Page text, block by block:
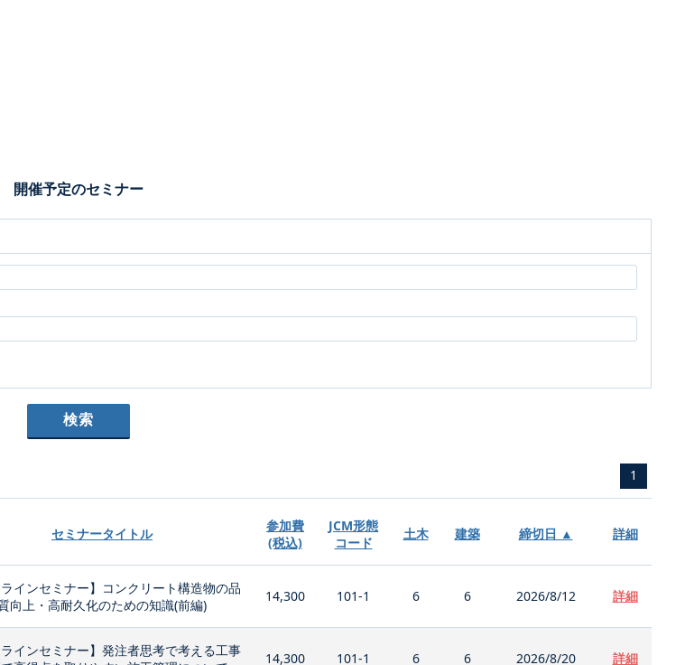
開催予定のセミナー
1
セミナータイトル
参加費
(税込)
JCM形態
コード
土木 建築 締切日 ▲ 詳細
ラインセミナー】コンクリート構造物の品
向上・高耐久化のための知識(前編)
14,300 101-1 6 6 2026/8/12 詳細
ラインセミナー】発注者思考で考える工事
14,300 101-1 6 6 2026/8/20 詳細